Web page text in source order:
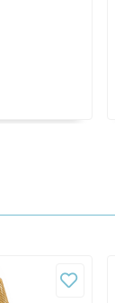
műanyag